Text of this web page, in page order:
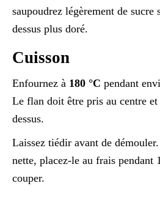
saupoudrez légèrement de
dessus plus doré.
Cuisson
Enfournez à 180 °C pendant
Le flan doit être pris au centre
dessus.
Laissez tiédir avant de
nette, placez-le au frais pendant
couper.